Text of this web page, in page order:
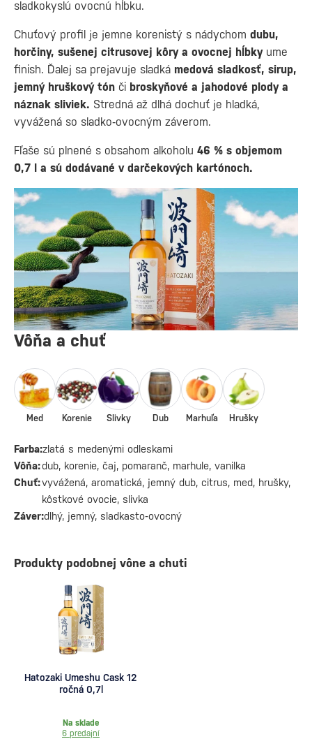
sladkokyslú ovocnú hĺbku.
Chuťový profil je jemne korenistý s nádychom dubu,
horčiny, sušenej citrusovej kôry a ovocnej hĺbkyume
finish. Ďalej sa prejavuje sladká medová sladkosť, sirup,
jemný hruškový tón či broskyňové a jahodové plody a
náznak sliviek. Stredná až dlhá dochuť je hladká,
vyvážená so sladko‑ovocným záverom.
Fľaše sú plnené s obsahom alkoholu 46 % s objemom
0,7 l a sú dodávané v darčekových kartónoch.
Vôňa a chuť
Farba:zlatá s medenými odleskami
Vôňa:dub, korenie, čaj, pomaranč, marhule, vanilka
Chuť:vyvážená, aromatická, jemný dub, citrus, med, hrušky,
kôstkové ovocie, slivka
Záver:dlhý, jemný, sladkasto‑ovocný
Med Korenie Slivky Dub Marhuľa Hrušky
Produkty podobnej vône a chuti
Hatozaki Umeshu Cask 12
ročná 0,7l
Na sklade
6 predajní